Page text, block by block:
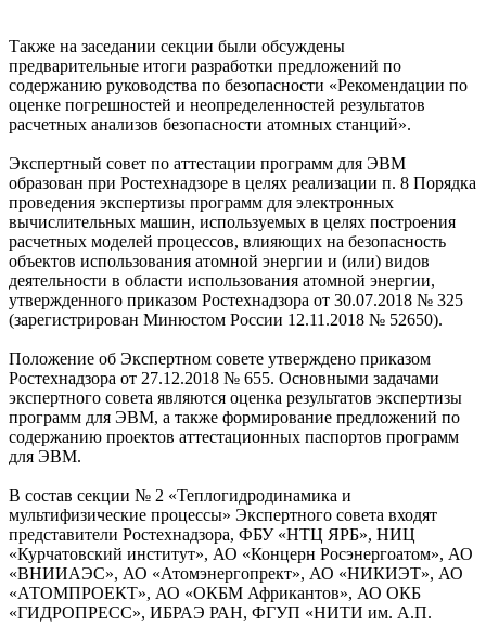
Также на заседании секции были обсуждены
предварительные итоги разработки предложений по
содержанию руководства по безопасности «Рекомендации по
оценке погрешностей и неопределенностей результатов
расчетных анализов безопасности атомных станций».
Экспертный совет по аттестации программ для ЭВМ
образован при Ростехнадзоре в целях реализации п. 8 Порядка
проведения экспертизы программ для электронных
вычислительных машин, используемых в целях построения
расчетных моделей процессов, влияющих на безопасность
объектов использования атомной энергии и (или) видов
деятельности в области использования атомной энергии,
утвержденного приказом Ростехнадзора от 30.07.2018 № 325
(зарегистрирован Минюстом России 12.11.2018 № 52650).
Положение об Экспертном совете утверждено приказом
Ростехнадзора от 27.12.2018 № 655. Основными задачами
экспертного совета являются оценка результатов экспертизы
программ для ЭВМ, а также формирование предложений по
содержанию проектов аттестационных паспортов программ
для ЭВМ.
В состав секции № 2 «Теплогидродинамика и
мультифизические процессы» Экспертного совета входят
представители Ростехнадзора, ФБУ «НТЦ ЯРБ», НИЦ
«Курчатовский институт», АО «Концерн Росэнергоатом», АО
«ВНИИАЭС», АО «Атомэнергопрект», АО «НИКИЭТ», АО
«АТОМПРОЕКТ», АО «ОКБМ Африкантов», АО ОКБ
«ГИДРОПРЕСС», ИБРАЭ РАН, ФГУП «НИТИ им. А.П.